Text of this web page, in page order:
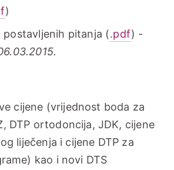
)
postavljenih pitanja (.pdf) -
cijene (vrijednost boda za
DTP ortodoncija, JDK, cijene
liječenja i cijene DTP za
kao i novi DTS